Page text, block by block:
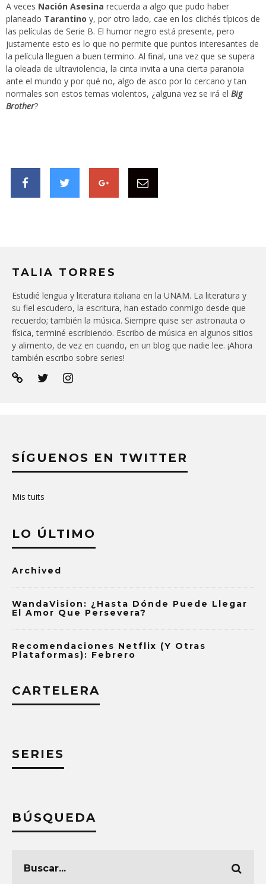
A veces Nación Asesina recuerda a algo que pudo haber
planeado Tarantino y, por otro lado, cae en los clichés típicos de
las películas de Serie B. El humor negro está presente, pero
justamente esto es lo que no permite que puntos interesantes de
la película lleguen a buen termino. Al final, una vez que se supera
la oleada de ultraviolencia, la cinta invita a una cierta paranoia
ante el mundo y por qué no, algo de asco por lo cercano y tan
normales son estos temas violentos, ¿alguna vez se irá el Big
Brother?
TALIA TORRES
Estudié lengua y literatura italiana en la UNAM. La literatura y
su fiel escudero, la escritura, han estado conmigo desde que
recuerdo; también la música. Siempre quise ser astronauta o
física, terminé escribiendo. Escribo de música en algunos sitios
y alimento, de vez en cuando, en un blog que nadie lee. ¡Ahora
también escribo sobre series!
SÍGUENOS EN TWITTER
Mis tuits
LO ÚLTIMO
Archived
WandaVision: ¿Hasta Dónde Puede Llegar
El Amor Que Persevera?
Recomendaciones Netflix (y Otras
Plataformas): Febrero
CARTELERA
SERIES
BÚSQUEDA